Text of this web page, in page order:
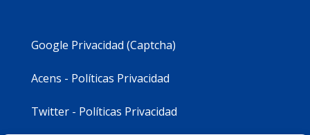
Google Privacidad (Captcha)
Acens - Políticas Privacidad
Twitter - Políticas Privacidad